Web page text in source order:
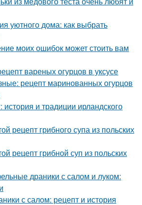
уютного дома: как выбрать
моих ошибок может стоить вам
вареных огурцов в уксусе
рецепт маринованных огурцов
и традиции ирландского
рецепт грибного супа из польских
рецепт грибной суп из польских
драники с салом и луком:
с салом: рецепт и история